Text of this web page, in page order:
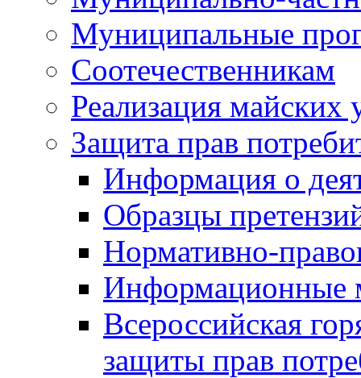
Муниципальные
Соотечественникам
Реализация майских
Защита прав
Информация о
Образцы
Нормативно-
Информационные
Всероссийская
защиты прав